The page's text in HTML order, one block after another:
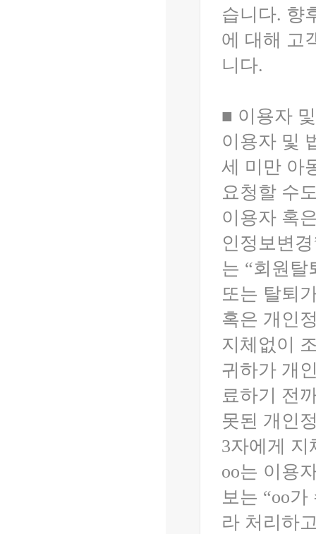
습니다. 향
에 대해 고
니다.
■ 이용자
이용자 및
세 미만 아
요청할 수
이용자 혹
인정보변
는 “회원
또는 탈퇴
혹은 개인
지체없이
귀하가 개
료하기 전
못된 개인
3자에게 지
oo는 이용
보는 “oo
라 처리하